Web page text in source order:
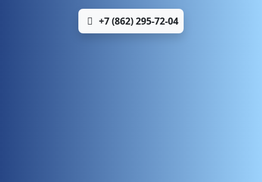
+7 (862) 295-72-04